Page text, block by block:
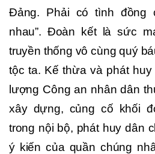
Đảng. Phải có tình đồng
nhau”. Đoàn kết là sức
truyền thống vô cùng quý
tộc ta. Kế thừa và phát
lượng Công an nhân dân
xây dựng, củng cố khối
trong nội bộ, phát huy dân
ý kiến của quần chúng